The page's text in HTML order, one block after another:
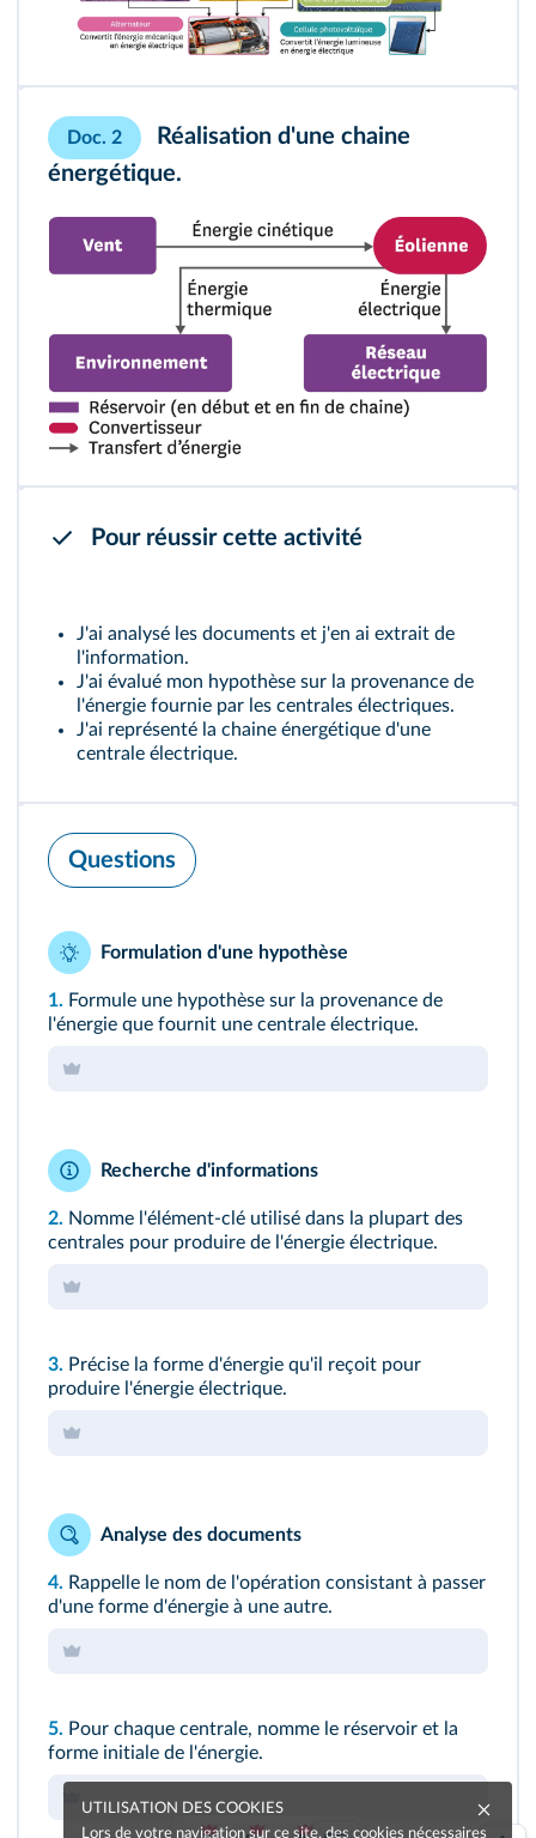
Doc. 2
Réalisation d'une chaine
énergétique.
Pour réussir cette activité
J'ai analysé les documents et j'en ai extrait de
l'information.
J'ai évalué mon hypothèse sur la provenance de
l'énergie fournie par les centrales électriques.
J'ai représenté la chaine énergétique d'une
centrale électrique.
Questions
Formulation d'une hypothèse
1. Formule une hypothèse sur la provenance de
l'énergie que fournit une centrale électrique.
Recherche d'informations
2. Nomme l'élément-clé utilisé dans la plupart des
centrales pour produire de l'énergie électrique.
3. Précise la forme d'énergie qu'il reçoit pour
produire l'énergie électrique.
Analyse des documents
4. Rappelle le nom de l'opération consistant à passer
d'une forme d'énergie à une autre.
5. Pour chaque centrale, nomme le réservoir et la
forme initiale de l'énergie.
UTILISATION DES COOKIES
Lors de votre navigation sur ce site, des cookies nécessaires